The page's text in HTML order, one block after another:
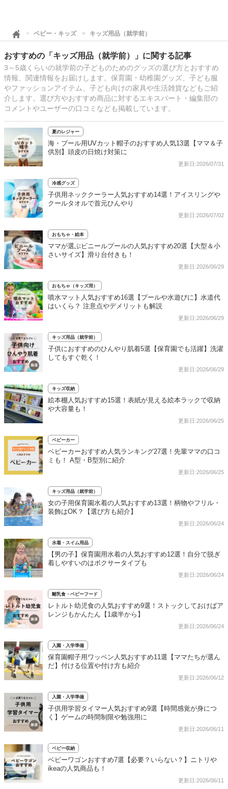
ベビー・キッズ キッズ用品（就学前）
おすすめの「キッズ用品（就学前）」に関する記事
3～5歳くらいの就学前の子どものためのグッズの選び方とおすすめ
情報、関連情報をお届けします。保育園・幼稚園グッズ、子ども服
やファッションアイテム、子ども向けの家具や生活雑貨などもご紹
介します。選び方やおすすめ商品に対するエキスパート・編集部の
コメントやユーザーの口コミなども掲載しています。
夏のレジャー
海・プール用UVカット帽子のおすすめ人気13選【ママ＆子
供別】頭皮の日焼け対策に
更新日:2026/07/31
冷感グッズ
子供用ネッククーラー人気おすすめ14選！アイスリングや
クールタオルで首元ひんやり
更新日:2026/07/02
おもちゃ・絵本
ママが選ぶビニールプールの人気おすすめ20選【大型＆小
さいサイズ】滑り台付きも！
更新日:2026/06/29
おもちゃ（キッズ用）
噴水マット人気おすすめ16選【プールや水遊びに】水道代
はいくら？ 注意点やデメリットも解説
更新日:2026/06/29
キッズ用品（就学前）
子供におすすめのひんやり肌着5選【保育園でも活躍】洗濯
してもすぐ乾く！
更新日:2026/06/29
キッズ収納
絵本棚人気おすすめ15選！表紙が見える絵本ラックで収納
や大容量も！
更新日:2026/06/25
ベビーカー
ベビーカーおすすめ人気ランキング27選！先輩ママの口コ
ミも！ A型・B型別に紹介
更新日:2026/06/25
キッズ用品（就学前）
女の子用保育園水着の人気おすすめ13選！柄物やフリル・
装飾はOK？【選び方も紹介】
更新日:2026/06/24
水着・スイム用品
【男の子】保育園用水着の人気おすすめ12選！自分で脱ぎ
着しやすいのはボクサータイプも
更新日:2026/06/24
離乳食・ベビーフード
レトルト幼児食の人気おすすめ9選！ストックしておけばア
レンジもかんたん【1歳半から】
更新日:2026/06/24
入園・入学準備
保育園帽子用ワッペン人気おすすめ11選【ママたちが選ん
だ】付ける位置や付け方も紹介
更新日:2026/06/12
入園・入学準備
子供用学習タイマー人気おすすめ9選【時間感覚が身につ
く】ゲームの時間制限や勉強用に
更新日:2026/06/11
ベビー収納
ベビーワゴンおすすめ7選【必要？いらない？】ニトリや
ikeaの人気商品も！
更新日:2026/06/11